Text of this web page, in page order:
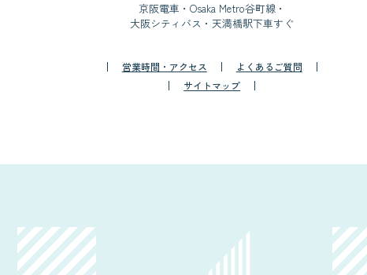
京阪電車・Osaka Metro谷町線・
大阪シティバス・天満橋駅下車すぐ
営業時間・アクセス
よくあるご質問
サイトマップ